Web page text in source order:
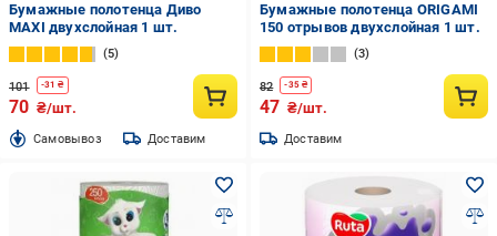
Бумажные полотенца Диво
MAXI двухслойная 1 шт.
5
101 -31 ₴
70 ₴/шт.
Cамовывоз Доставим
Бумажные полотенца ORIGAMI
150 отрывов двухслойная 1 шт.
3
82 -35₴
47 ₴/шт.
Доставим